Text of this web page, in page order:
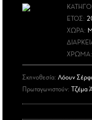
ΕΤΟΣ:
ΧΩΡΑ:
ΧΡΩΜΑ:
Σκηνοθεσία: Λόουν
Πρωταγωνιστούν: Τζέμα